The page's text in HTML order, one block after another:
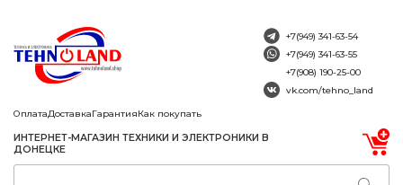
ОплатаДоставкаГарантияКак покупать
ИНТЕРНЕТ-МАГАЗИН ТЕХНИКИ И ЭЛЕКТРОНИКИ В
ДОНЕЦКЕ
+7(949) 341-63-54
+7(949) 341-63-55
+7(908) 190-25-00
vk.com/tehno_land